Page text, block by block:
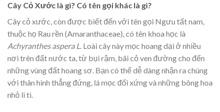
Cây Cỏ Xước là gì? Có tên gọi khác là gì?
Cây cỏ xước, còn được biết đến với tên gọi Ngưu tất nam,
thuộc họ Rau rền (Amaranthaceae), có tên khoa học là
Achyranthes aspera L. Loài cây này mọc hoang dại ở nhiều
nơi trên đất nước ta, từ bụi rậm, bãi cỏ ven đường cho đến
những vùng đất hoang sơ. Bạn có thể dễ dàng nhận ra chúng
với thân hình thẳng đứng, lá mọc đối xứng và những bông hoa
nhỏ li ti.